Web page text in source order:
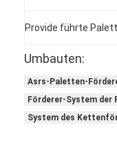
Provide führte
Umbauten:
Asrs-Paletten-
Förderer-System der
System des